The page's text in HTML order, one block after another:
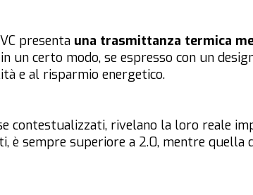
presenta una trasmittanza termica
un certo modo, se espresso con un
e al risparmio energetico.
contestualizzati, rivelano la loro reale
è sempre superiore a 2.0, mentre quella